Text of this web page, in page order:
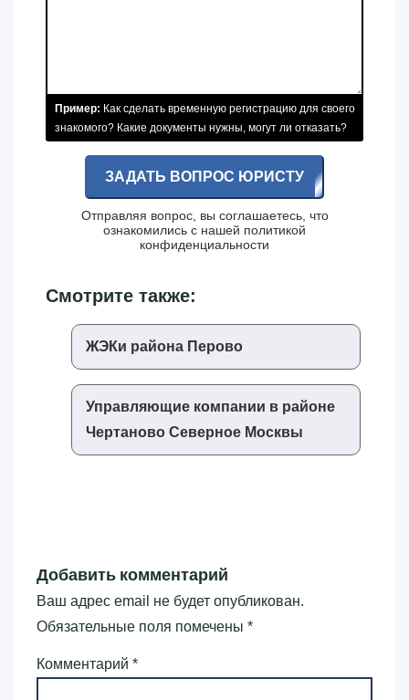
Пример: Как сделать временную регистрацию для своего
знакомого? Какие документы нужны, могут ли отказать?
ЗАДАТЬ ВОПРОС ЮРИСТУ
Отправляя вопрос, вы соглашаетесь, что
ознакомились с нашей политикой
конфиденциальности
Смотрите также:
ЖЭКи района Перово
Управляющие компании в районе
Чертаново Северное Москвы
Добавить комментарий
Ваш адрес email не будет опубликован.
Обязательные поля помечены *
Комментарий *